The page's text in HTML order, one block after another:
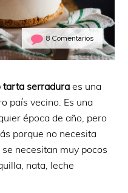
8 Comentarios
tarta serraduraes una
país vecino. Es una
época de año, pero
porque no necesita
necesitan muy pocos
nata, leche